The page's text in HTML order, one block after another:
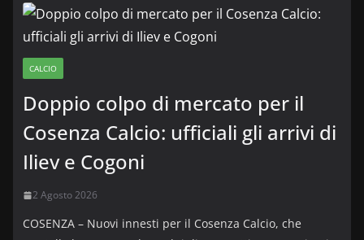
CALCIO
Doppio colpo di mercato per il
Cosenza Calcio: ufficiali gli arrivi di
Iliev e Cogoni
2 Agosto 2026
COSENZA – Nuovi innesti per il Cosenza Calcio, che